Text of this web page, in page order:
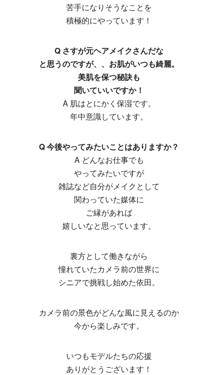
苦手になりそうなことを
積極的にやっています！
Q さすが元ヘアメイクさんだな
と思うのですが、、お肌がいつも綺麗。
美肌を保つ秘訣も
聞いていいですか！
A 肌はとにかく保湿です。
年中意識しています。
Q 今後やってみたいことはありますか？
A どんなお仕事でも
やってみたいですが
雑誌など自分がメイクとして
関わっていた媒体に
ご縁があれば
嬉しいなと思っています。
裏方として働きながら
憧れていたカメラ前の世界に
シニアで挑戦し始めた依田。
カメラ前の景色がどんな風に見えるのか
今から楽しみです。
いつもモデルたちの応援
ありがとうございます！